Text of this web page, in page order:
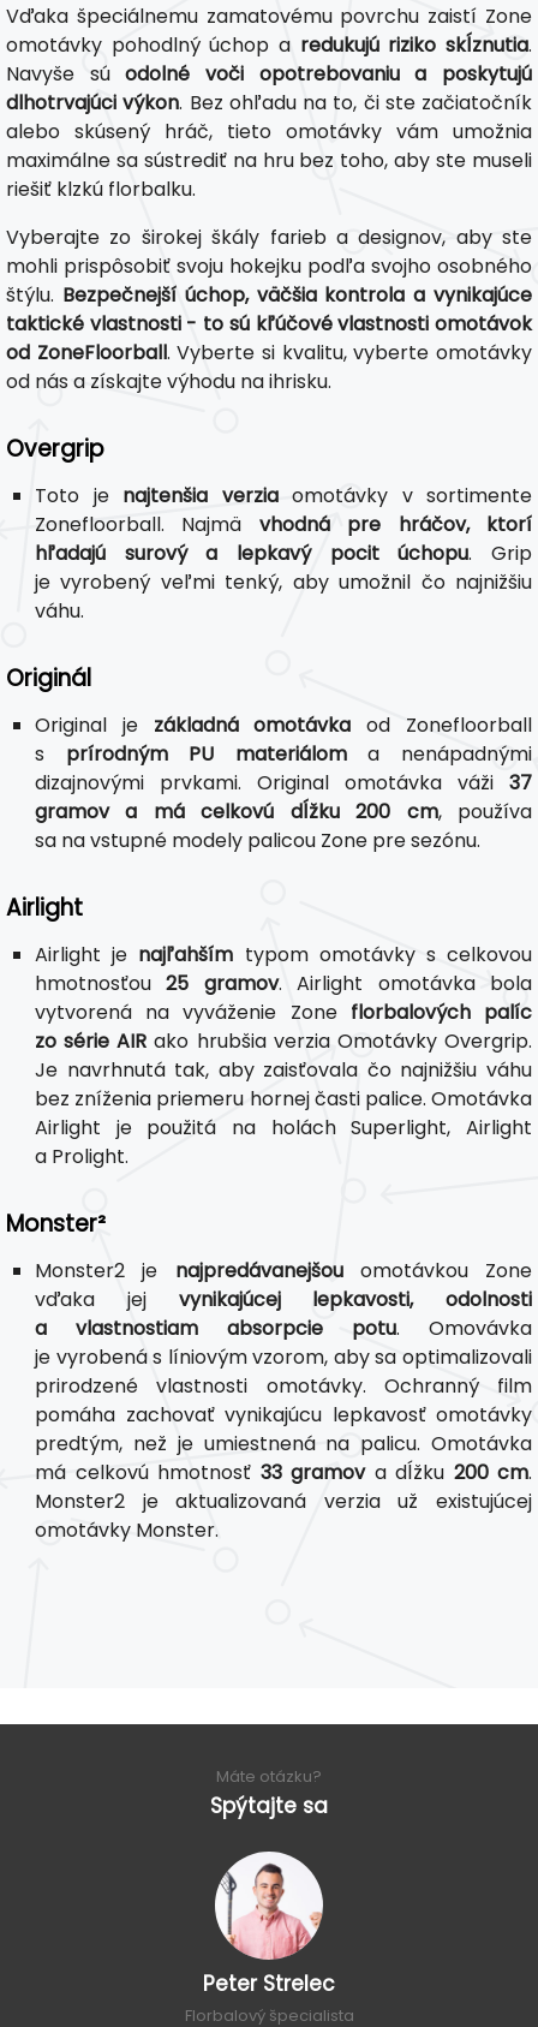
Vďaka špeciálnemu zamatovému povrchu zaistí Zone
omotávky pohodlný úchop a redukujú riziko skĺznutia.
Navyše súodolné voči opotrebovaniu a poskytujú
dlhotrvajúci výkon. Bez ohľadu na to, či ste začiatočník
alebo skúsený hráč, tieto omotávky vám umožnia
maximálne sa sústrediť na hru bez toho, aby ste museli
riešiť klzkú florbalku.
Vyberajte zo širokej škály farieb a designov, aby ste
mohli prispôsobiť svoju hokejku podľa svojho osobného
štýlu. Bezpečnejší úchop, väčšia kontrola a vynikajúce
taktické vlastnosti - to sú kľúčové vlastnosti omotávok
od ZoneFloorball. Vyberte si kvalitu, vyberte omotávky
od nás a získajte výhodu na ihrisku.
Overgrip
Toto je najtenšia verziaomotávky v sortimente
Zonefloorball. Najmä vhodná pre hráčov, ktorí
hľadajú surový a lepkavý pocit úchopu. Grip
je vyrobený veľmi tenký, aby umožnil čo najnižšiu
váhu.
Originál
Original je základná omotávka od Zonefloorball
s prírodným PU materiáloma nenápadnými
dizajnovými prvkami. Original omotávka váži 37
gramov a má celkovú dĺžku 200 cm, používa
sa na vstupné modely palicou Zone pre sezónu.
Airlight
Airlight je najľahším typom omotávky s celkovou
hmotnosťou25 gramov. Airlight omotávka bola
vytvorená na vyváženie Zone florbalových palíc
zo série AIR ako hrubšia verzia Omotávky Overgrip.
Je navrhnutá tak, aby zaisťovala čo najnižšiu váhu
bez zníženia priemeru hornej časti palice. Omotávka
Airlight je použitá na holách Superlight, Airlight
a Prolight.
Monster²
Monster2 je najpredávanejšouomotávkou Zone
vďaka jej vynikajúcej lepkavosti, odolnosti
a vlastnostiam absorpcie potu. Omovávka
je vyrobená s líniovým vzorom, aby sa optimalizovali
prirodzené vlastnosti omotávky. Ochranný film
pomáha zachovať vynikajúcu lepkavosť omotávky
predtým, než je umiestnená na palicu. Omotávka
má celkovú hmotnosť 33 gramova dĺžku 200 cm.
Monster2 je aktualizovaná verzia už existujúcej
omotávky Monster.
Máte otázku?
Spýtajte sa
Peter Strelec
Florbalový špecialista